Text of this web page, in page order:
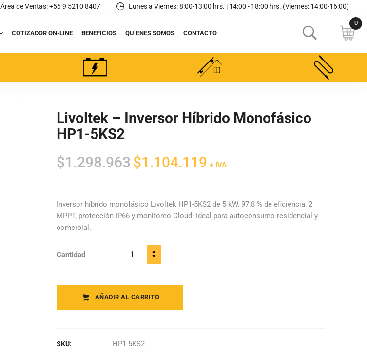
Área de Ventas: +56 9 5210 8407 Lunes a Viernes: 8:00-13:00 hrs. | 14:00 - 18:00 hrs. (Viernes: 14:00-16:00)
COTIZADOR ON-LINE BENEFICIOS QUIENES SOMOS CONTACTO
Livoltek – Inversor Híbrido Monofásico
HP1-5KS2
$1.298.963 El
precio
era:
$1.298.963.
$1.104.119
es:
$1.104.119.
+ IVA
Inversor híbrido monofásico Livoltek HP1-5KS2 de 5 kW, 97.8 % de eficiencia, 2
MPPT, protección IP66 y monitoreo Cloud. Ideal para autoconsumo residencial y
comercial.
Cantidad
Livoltek -
Inversor
HP1-5KS2
AÑADIR AL CARRITO
SKU: HP1-5KS2